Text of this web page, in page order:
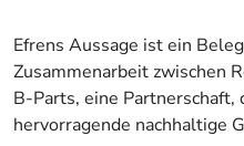
Efrens Aussage ist ein
Zusammenarbeit zwischen
B-Parts, eine Partnerschaft,
hervorragende nachhaltige